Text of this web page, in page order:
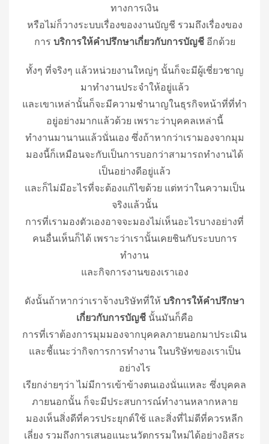
ทางการเงิน
หรือไม่ก็วางระบบเรื่องของงานบัญชี รวมถึงเรื่องของ
การ บริการให้คำปรึกษาเกี่ยวกับการบัญชีอีกด้วย
ทั้งๆ ที่จริงๆ แล้วหน่วยงานใหญ่ๆ นั้นก็จะมีผู้เชี่ยวชาญ
มาทำงานประจำให้อยู่แล้ว
และเขาเหล่านั้นก็จะมีความชำนาญในธุรกิจหน้าที่ที่ทำ
อยู่อย่างมากแล้วด้วย เพราะว่าบุคคลเหล่านี้
ทำงานมานานแล้วนั่นเอง ซึ่งถ้าหากว่าเรามองจากมุม
มองนี้ก็เหมือนจะกับเป็นการบอกว่าสามารถทำงานได้
เป็นอย่างดีอยู่แล้ว
และก็ไม่มีอะไรที่จะต้องแก้ไขด้วย แต่ทว่าในความเป็น
จริงแล้วนั้น
การที่เรามองตัวเองอาจจะมองไม่เห็นอะไรบางอย่างที่
คนอื่นเห็นก็ได้ เพราะว่าเรานั้นเคยชินกับระบบการ
ทำงาน
และกิจการงานของเราเอง
ดังนั้นถ้าหากว่าเราจ้างบริษัทที่ให้บริการให้คำปรึกษา
เกี่ยวกับการบัญชีนั้นมันก็คือ
การที่เราต้องการมุมมองจากบุคคลภายนอกมาประเมิน
และชี้แนะว่ากิจการการทำงาน ในบริษัทของเราเป็น
อย่างไร
เรียกง่ายๆว่า ไม่มีการเข้าข้างตนเองนั่นแหละ ซึ่งบุคคล
ภายนอกนั้น ก็จะมีประสบการณ์ทำงานหลากหลาย
มองเห็นสิ่งดีที่ควรประยุกต์ใช้ และสิ่งที่ไม่ดีที่ควรหลีก
เลี่ยง รวมถึงการเสนอแนะนวัตกรรมใหม่ได้อย่างอิสระ